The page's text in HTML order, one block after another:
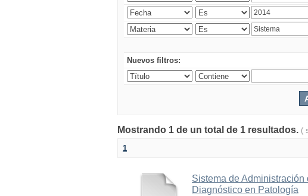
Nuevos filtros:
Mostrando 1 de un total de 1 resultados. (
1
Sistema de
Diagnóstico en Patología